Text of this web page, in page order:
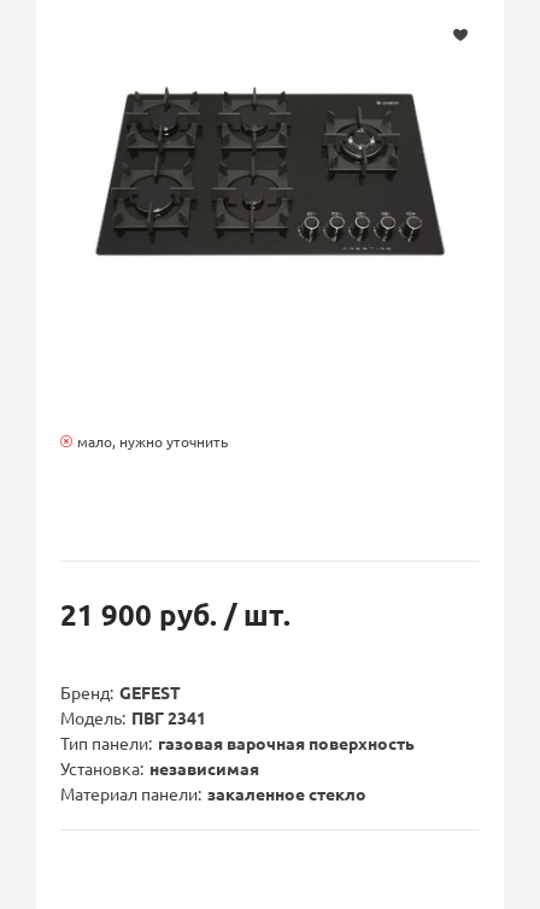
мало, нужно уточнить
21 900 руб. / шт.
Бренд GEFEST
Модель ПВГ 2341
Тип панели газовая варочная поверхность
Установка независимая
Материал панели закаленное стекло